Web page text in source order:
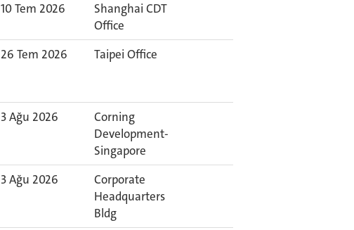
10 Tem 2026
Shanghai CDT
Office
26 Tem 2026 Taipei Office
3 Ağu 2026
Corning
Development-
Singapore
3 Ağu 2026
Corporate
Headquarters
Bldg